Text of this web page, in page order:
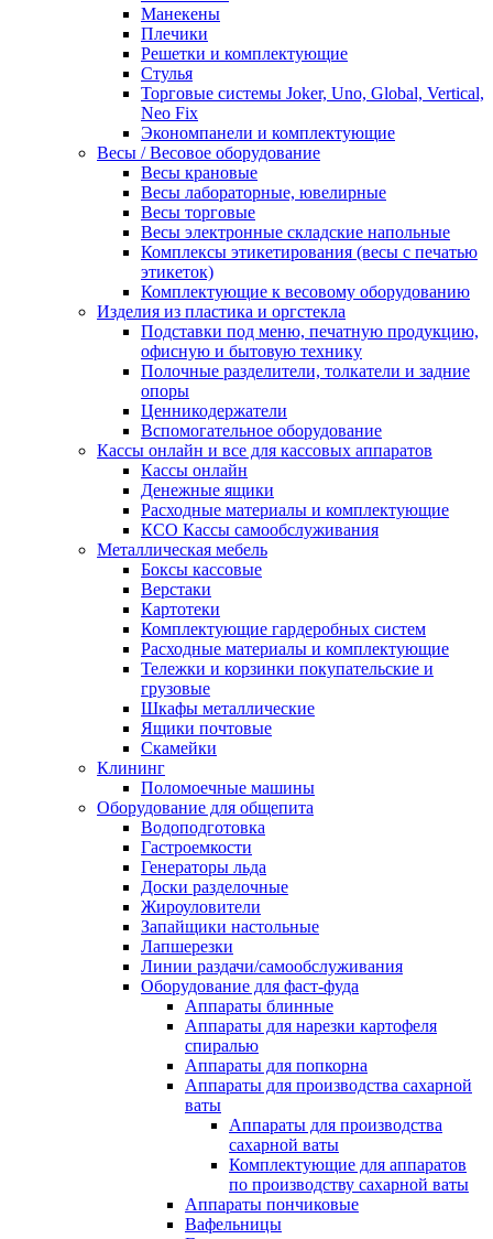
Манекены
Плечики
Решетки и комплектующие
Стулья
Торговые системы Joker, Uno, Global, Vertical,
Neo Fix
Экономпанели и комплектующие
Весы / Весовое оборудование
Весы крановые
Весы лабораторные, ювелирные
Весы торговые
Весы электронные складские напольные
Комплексы этикетирования (весы с печатью
этикеток)
Комплектующие к весовому оборудованию
Изделия из пластика и оргстекла
Подставки под меню, печатную продукцию,
офисную и бытовую технику
Полочные разделители, толкатели и задние
опоры
Ценникодержатели
Вспомогательное оборудование
Кассы онлайн и все для кассовых аппаратов
Кассы онлайн
Денежные ящики
Расходные материалы и комплектующие
КСО Кассы самообслуживания
Металлическая мебель
Боксы кассовые
Верстаки
Картотеки
Комплектующие гардеробных систем
Расходные материалы и комплектующие
Тележки и корзинки покупательские и
грузовые
Шкафы металлические
Ящики почтовые
Скамейки
Клининг
Поломоечные машины
Оборудование для общепита
Водоподготовка
Гастроемкости
Генераторы льда
Доски разделочные
Жироуловители
Запайщики настольные
Лапшерезки
Линии раздачи/самообслуживания
Оборудование для фаст-фуда
Аппараты блинные
Аппараты для нарезки картофеля
спиралью
Аппараты для попкорна
Аппараты для производства сахарной
ваты
Аппараты для производства
сахарной ваты
Комплектующие для аппаратов
по производству сахарной ваты
Аппараты пончиковые
Вафельницы